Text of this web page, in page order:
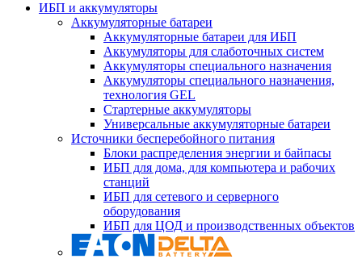
ИБП и аккумуляторы
Аккумуляторные батареи
Аккумуляторные батареи для ИБП
Аккумуляторы для слаботочных систем
Аккумуляторы специального назначения
Аккумуляторы специального назначения,
технология GEL
Стартерные аккумуляторы
Универсальные аккумуляторные батареи
Источники бесперебойного питания
Блоки распределения энергии и байпасы
ИБП для дома, для компьютера и рабочих
станций
ИБП для сетевого и серверного
оборудования
ИБП для ЦОД и производственных объектов